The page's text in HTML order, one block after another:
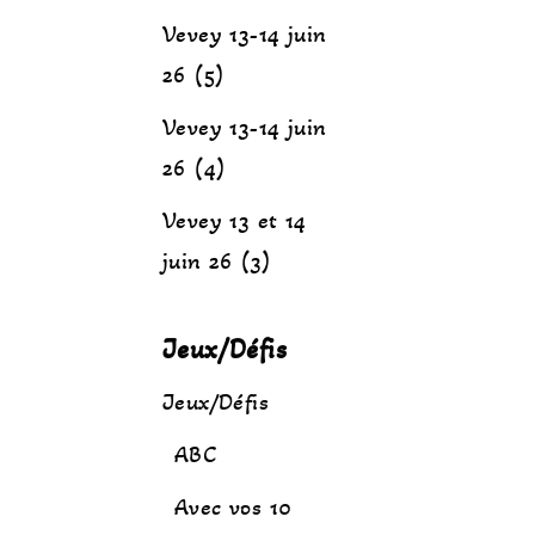
Vevey 13-14 juin
26 (5)
Vevey 13-14 juin
26 (4)
Vevey 13 et 14
juin 26 (3)
Jeux/Défis
Jeux/Défis
ABC
Avec vos 10